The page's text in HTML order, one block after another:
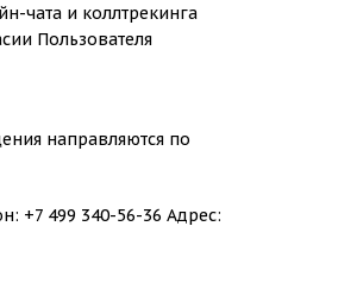
чата и коллтрекинга
Пользователя
направляются по
+7 499 340-56-36 Адрес: